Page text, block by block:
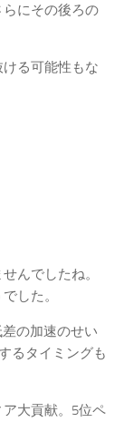
らにその後ろの
る可能性もな
んでしたね。
した。
の加速のせい
るタイミングも
大貢献。5位ペ